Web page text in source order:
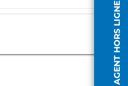
AGENT HORS LIGNE